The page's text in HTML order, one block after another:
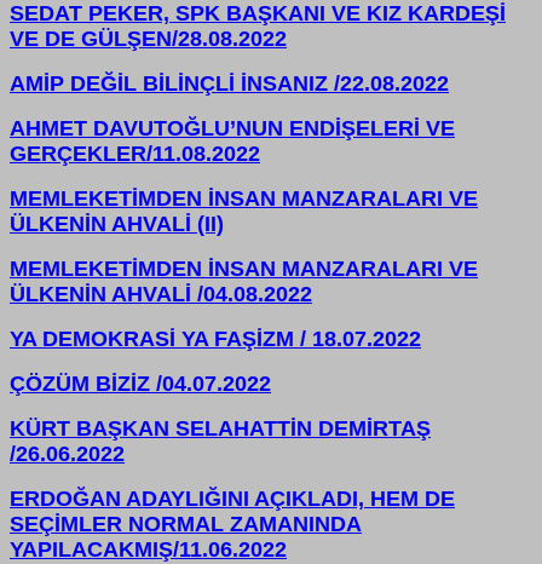
SEDAT PEKER, SPK BAŞKANI VE KIZ KARDEŞİ
VE DE GÜLŞEN/28.08.2022
AMİP DEĞİL BİLİNÇLİ İNSANIZ /22.08.2022
AHMET DAVUTOĞLU’NUN ENDİŞELERİ VE
GERÇEKLER/11.08.2022
MEMLEKETİMDEN İNSAN MANZARALARI VE
ÜLKENİN AHVALİ (II)
MEMLEKETİMDEN İNSAN MANZARALARI VE
ÜLKENİN AHVALİ /04.08.2022
YA DEMOKRASİ YA FAŞİZM / 18.07.2022
ÇÖZÜM BİZİZ /04.07.2022
KÜRT BAŞKAN SELAHATTİN DEMİRTAŞ
/26.06.2022
ERDOĞAN ADAYLIĞINI AÇIKLADI, HEM DE
SEÇİMLER NORMAL ZAMANINDA
YAPILACAKMIŞ/11.06.2022